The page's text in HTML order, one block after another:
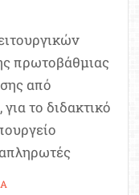
πρωτοβάθμιας
από
το διδακτικό